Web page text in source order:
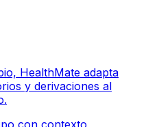
HealthMate adapta
y derivaciones al
con contexto